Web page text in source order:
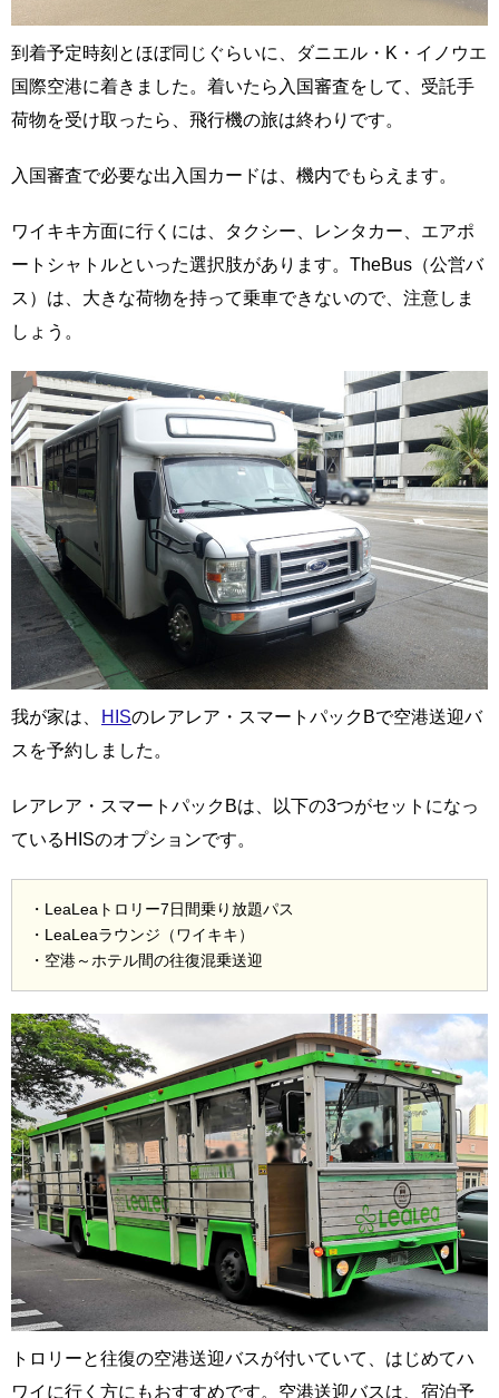
到着予定時刻とほぼ同じぐらいに、ダニエル・K・イノウエ
国際空港に着きました。着いたら入国審査をして、受託手
荷物を受け取ったら、飛行機の旅は終わりです。
入国審査で必要な出入国カードは、機内でもらえます。
ワイキキ方面に行くには、タクシー、レンタカー、エアポ
ートシャトルといった選択肢があります。TheBus（公営バ
ス）は、大きな荷物を持って乗車できないので、注意しま
しょう。
我が家は、 HISのレアレア・スマートパックBで空港送迎バ
スを予約しました。
レアレア・スマートパックBは、以下の3つがセットになっ
ているHISのオプションです。
・LeaLeaトロリー7日間乗り放題パス
・LeaLeaラウンジ（ワイキキ）
・空港～ホテル間の往復混乗送迎
トロリーと往復の空港送迎バスが付いていて、はじめてハ
ワイに行く方にもおすすめです。空港送迎バスは、宿泊予